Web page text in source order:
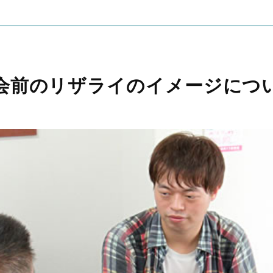
前のリザライのイメージにつ